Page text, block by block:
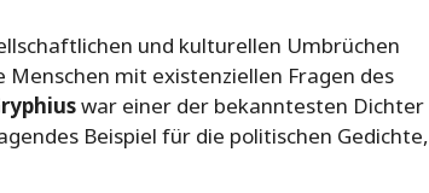
und kulturellen Umbrüchen
Menschen mit existenziellen Fragen des
war einer der bekanntesten Dichter
Beispiel für die politischen Gedichte,